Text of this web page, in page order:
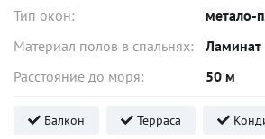
Тип окон:
метало-
Материал полов в спальнях:
Ламинат
Расстояние до моря:
50 м
Балкон Терраса